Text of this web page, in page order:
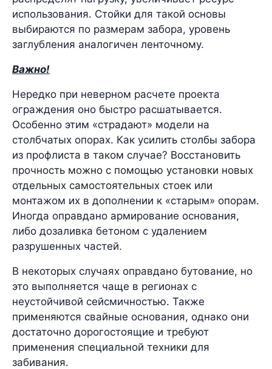
использования. Стойки для такой основы
выбираются по размерам забора, уровень
заглубления аналогичен ленточному.
Важно!
Нередко при неверном расчете проекта
ограждения оно быстро расшатывается.
Особенно этим «страдают» модели на
столбчатых опорах. Как усилить столбы забора
из профлиста в таком случае? Восстановить
прочность можно с помощью установки новых
отдельных самостоятельных стоек или
монтажом их в дополнении к «старым» опорам.
Иногда оправдано армирование основания,
либо дозаливка бетоном с удалением
разрушенных частей.
В некоторых случаях оправдано бутование, но
это выполняется чаще в регионах с
неустойчивой сейсмичностью. Также
применяются свайные основания, однако они
достаточно дорогостоящие и требуют
применения специальной техники для
забивания.